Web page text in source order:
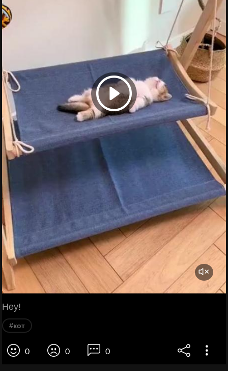
Hey!
#кот
0 0 0